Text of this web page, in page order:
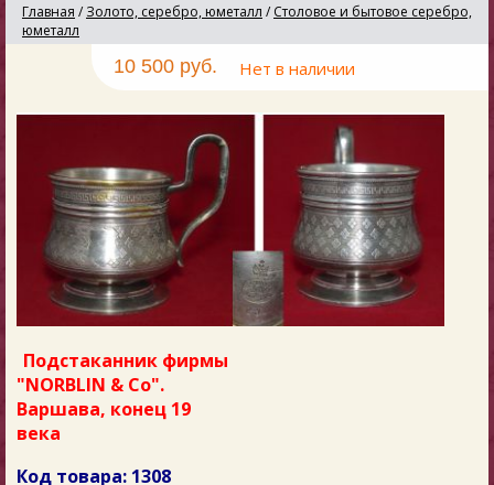
Главная / Золото, серебро, юметалл / Столовое и бытовое серебро,
юметалл
10 500 руб. Нет в наличии
Подстаканник фирмы
"NORBLIN & Co".
Варшава, конец 19
века
Код товара: 1308